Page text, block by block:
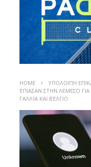
HOME ΥΠΟΛΟΙΠΗ
ΈΠΙΑΣΑΝ ΣΤΗΝ ΛΕΜΕΣΌ
ΓΑΛΛΊΑ ΚΑΙ ΒΈΛΓΙΟ